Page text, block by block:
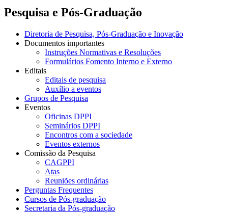
Pesquisa e Pós-Graduação
Diretoria de Pesquisa, Pós-Graduação e Inovação
Documentos importantes
Instruções Normativas e Resoluções
Formulários Fomento Interno e Externo
Editais
Editais de pesquisa
Auxílio a eventos
Grupos de Pesquisa
Eventos
Oficinas DPPI
Seminários DPPI
Encontros com a sociedade
Eventos externos
Comissão da Pesquisa
CAGPPI
Atas
Reuniões ordinárias
Perguntas Frequentes
Cursos de Pós-graduação
Secretaria da Pós-graduação